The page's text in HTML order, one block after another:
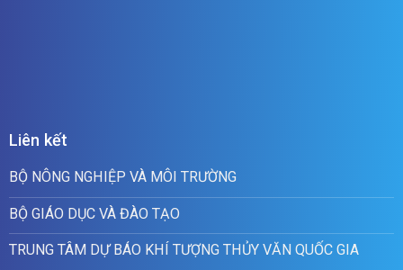
Liên kết
BỘ NÔNG NGHIỆP VÀ MÔI TRƯỜNG
BỘ GIÁO DỤC VÀ ĐÀO TẠO
TRUNG TÂM DỰ BÁO KHÍ TƯỢNG THỦY VĂN QUỐC GIA